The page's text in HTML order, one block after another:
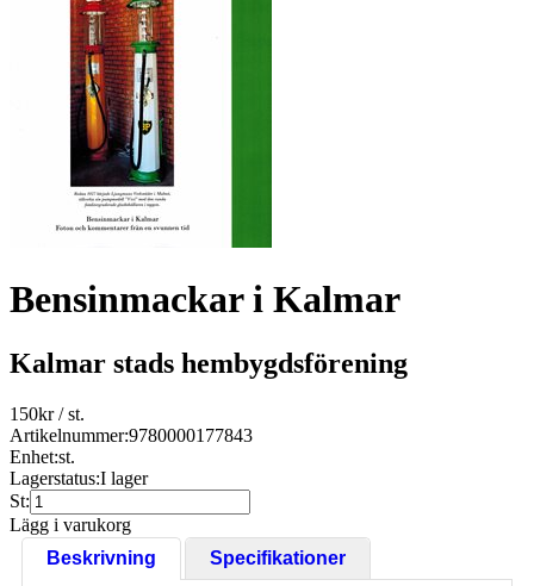
Bensinmackar i Kalmar
Kalmar stads hembygdsförening
150kr/ st.
Artikelnummer:9780000177843
Enhet:st.
Lagerstatus:I lager
St:
Lägg i varukorg
Beskrivning
Specifikationer